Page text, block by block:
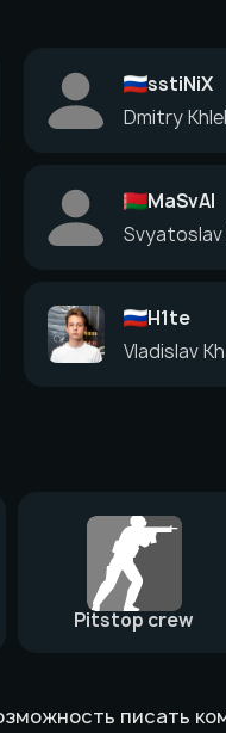
sstiNiX
Dmitry
MaSvAl
Svyatoslav
H1te
Vladislav
Pitstop crew
писать